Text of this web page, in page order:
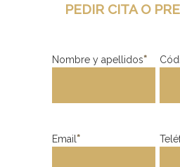
PEDIR CITA O
Nombre y apellidos*
Email *